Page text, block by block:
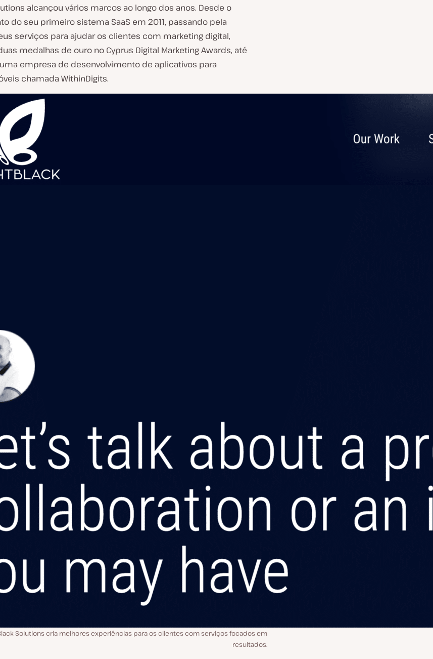
alcançou vários marcos ao longo dos anos. Desde o
do seu primeiro sistema SaaS em 2011, passando pela
serviços para ajudar os clientes com marketing digital,
medalhas de ouro no Cyprus Digital Marketing Awards, até
empresa de desenvolvimento de aplicativos para
chamada WithinDigits.
Solutions cria melhores experiências para os clientes com serviços focados em
resultados.